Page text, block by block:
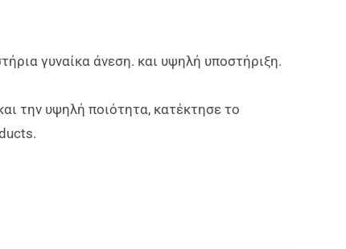
γυναίκα άνεση. και υψηλή υποστήριξη.
την υψηλή ποιότητα, κατέκτησε το